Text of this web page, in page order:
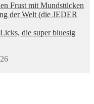
Frust mit Mundstücken
der Welt (die JEDER
die super bluesig